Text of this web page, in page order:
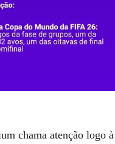
chama atenção logo à